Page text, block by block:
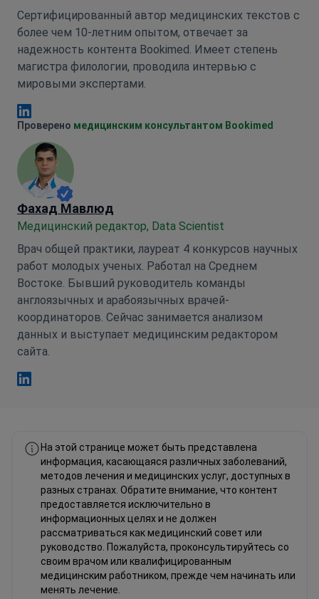
Сертифицированный автор медицинских текстов с
более чем 10-летним опытом, отвечает за
надежность контента Bookimed. Имеет степень
магистра филологии, проводила интервью с
мировыми экспертами.
Анна Леонова Linkedin
Проверено медицинским консультантом Bookimed
Фахад Мавлюд
Медицинский редактор, Data Scientist
Врач общей практики, лауреат 4 конкурсов научных
работ молодых ученых. Работал на Среднем
Востоке. Бывший руководитель команды
англоязычных и арабоязычных врачей-
координаторов. Сейчас занимается анализом
данных и выступает медицинским редактором
сайта.
На этой странице может быть представлена
информация, касающаяся различных заболеваний,
методов лечения и медицинских услуг, доступных в
разных странах. Обратите внимание, что контент
предоставляется исключительно в
информационных целях и не должен
рассматриваться как медицинский совет или
руководство. Пожалуйста, проконсультируйтесь со
своим врачом или квалифицированным
медицинским работником, прежде чем начинать или
менять лечение.